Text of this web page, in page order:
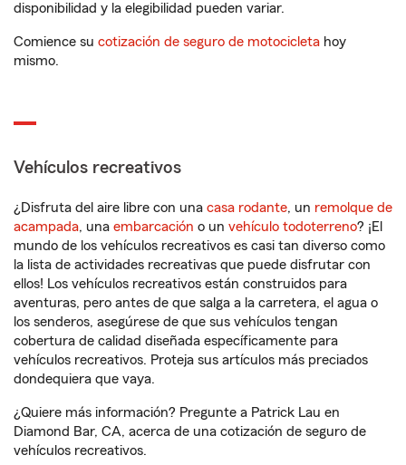
disponibilidad y la elegibilidad pueden variar.
Comience su cotización de seguro de motocicleta hoy
mismo.
Vehículos recreativos
¿Disfruta del aire libre con una casa rodante, un remolque de
acampada, una embarcación o un vehículo todoterreno? ¡El
mundo de los vehículos recreativos es casi tan diverso como
la lista de actividades recreativas que puede disfrutar con
ellos! Los vehículos recreativos están construidos para
aventuras, pero antes de que salga a la carretera, el agua o
los senderos, asegúrese de que sus vehículos tengan
cobertura de calidad diseñada específicamente para
vehículos recreativos. Proteja sus artículos más preciados
dondequiera que vaya.
¿Quiere más información? Pregunte a Patrick Lau en
Diamond Bar, CA, acerca de una cotización de seguro de
vehículos recreativos.